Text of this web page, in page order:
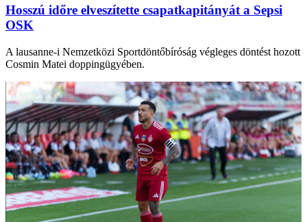
Hosszú időre elveszítette csapatkapitányát a Sepsi
OSK
A lausanne-i Nemzetközi Sportdöntőbíróság végleges döntést hozott
Cosmin Matei doppingügyében.